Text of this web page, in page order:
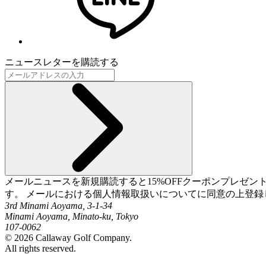
ニュースレターを購読する
メールニュースを新規購読すると15%OFFクーポンプレゼ
す。 メールにおける個人情報取扱いについてに同意の上登
3rd Minami Aoyama, 3-1-34
Minami Aoyama, Minato-ku, Tokyo
107-0062
© 2026 Callaway Golf Company.
All rights reserved.